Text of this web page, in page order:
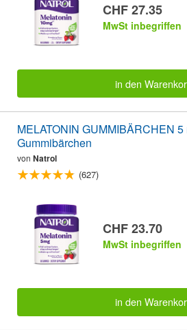
CHF 27.35
MwSt inbegriffen
in den
MELATONIN GUMMIBÄRCHEN 5
Gummibärchen
von Natrol
(627)
CHF 23.70
MwSt inbegriffen
in den